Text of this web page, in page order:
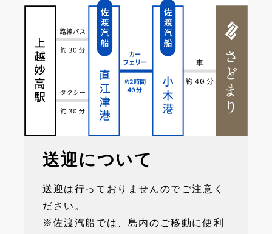
送迎について
送迎は行っておりませんのでご注意く
ださい。
※佐渡汽船では、島内のご移動に便利